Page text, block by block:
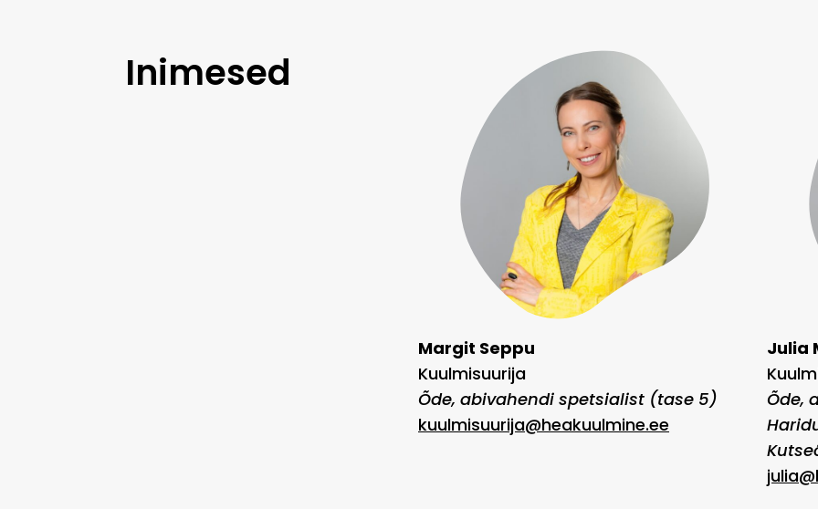
Inimesed
Margit Seppu
Kuulmisuurija
Õde, abivahendi spetsialist (tase 5)
kuulmisuurija@heakuulmine.ee
Julia
Õde,